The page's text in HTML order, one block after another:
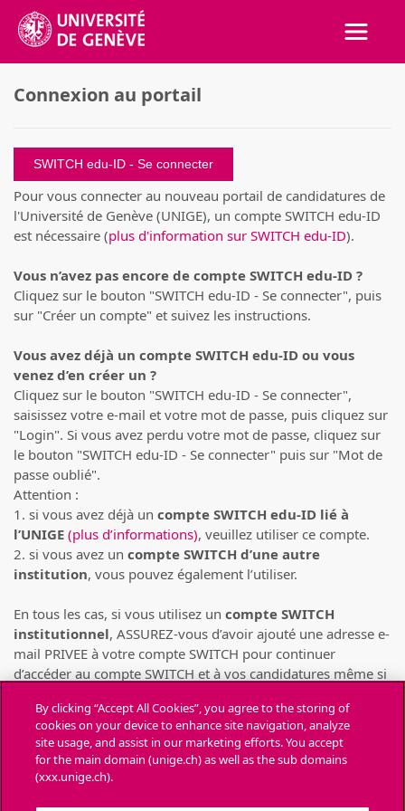
Connexion au portail
SWITCH edu-ID
Pour vous connecter au nouveau portail de candidatures de
l'Université de Genève (UNIGE), un compte SWITCH edu-ID
est nécessaire (plus d'information sur SWITCH edu-ID).
Vous n’avez pas encore de compte SWITCH edu-ID ?
Cliquez sur le bouton "SWITCH edu-ID - Se connecter", puis
sur "Créer un compte" et suivez les instructions.
Vous avez déjà un compte SWITCH edu-ID ou vous
venez d’en créer un ?
Cliquez sur le bouton "SWITCH edu-ID - Se connecter",
saisissez votre e-mail et votre mot de passe, puis cliquez sur
"Login". Si vous avez perdu votre mot de passe, cliquez sur
le bouton "SWITCH edu-ID - Se connecter" puis sur "Mot de
passe oublié".
Attention :
1. si vous avez déjà un compte SWITCH edu-ID lié à
l’UNIGE (plus d’informations), veuillez utiliser ce compte.
2. si vous avez un compte SWITCH d’une autre
institution, vous pouvez également l’utiliser.
En tous les cas, si vous utilisez un compte SWITCH
institutionnel, ASSUREZ-vous d’avoir ajouté une adresse e-
mail PRIVEE à votre compte SWITCH pour continuer
d’accéder au compte SWITCH et à vos candidatures même si
(pour cause de départ de l’institution)(consulter la FAQ de
SWITCH).
Chaque personne ne peut déposer des candidatures
By clicking “Accept All Cookies”, you agree to the storing of
cookies on your device to enhance site navigation, analyze
site usage, and assist in our marketing efforts. You accept
for the main domain (unige.ch) as well as the sub domains
(xxx.unige.ch).